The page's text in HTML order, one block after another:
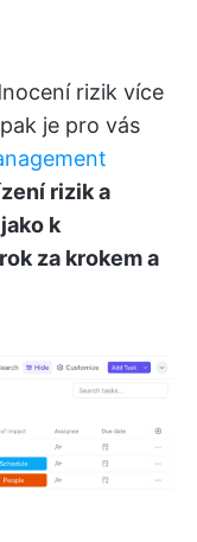
rizik více
je pro vás
rizik a
k
za krokem a